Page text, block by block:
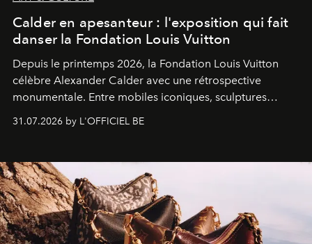
Calder en apesanteur : l'exposition qui fait
danser la Fondation Louis Vuitton
Depuis le printemps 2026, la Fondation Louis Vuitton
célèbre Alexander Calder avec une rétrospective
monumentale. Entre mobiles iconiques, sculptures
américain investit les espaces imaginés par Frank Gehry
sculpture.
31.07.2026 by L'OFFICIEL BE